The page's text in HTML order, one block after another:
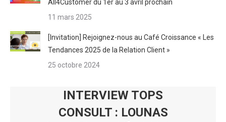
All4Customer du 1er au 3 avril prochain
11 mars 2025
[Invitation] Rejoignez-nous au Café Croissance « Les
Tendances 2025 de la Relation Client »
25 octobre 2024
INTERVIEW TOPS
CONSULT : LOUNAS